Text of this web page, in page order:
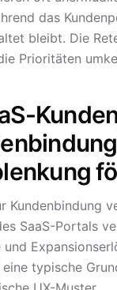
das
bleibt. Die
Prioritäten
Kundenbindung
SaaS-Portals
typische